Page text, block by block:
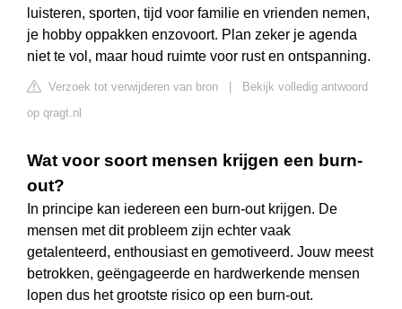
luisteren, sporten, tijd voor familie en vrienden nemen,
je hobby oppakken enzovoort. Plan zeker je agenda
niet te vol, maar houd ruimte voor rust en ontspanning.
Verzoek tot verwijderen van bron
Bekijk volledig antwoord
op qragt.nl
Wat voor soort mensen krijgen een burn-
out?
In principe kan iedereen een burn-out krijgen. De
mensen met dit probleem zijn echter vaak
getalenteerd, enthousiast en gemotiveerd. Jouw meest
betrokken, geëngageerde en hardwerkende mensen
lopen dus het grootste risico op een burn-out.